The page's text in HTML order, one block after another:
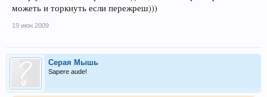
можеть и торкнуть если пережреш)))
19 июн 2009
Серая Мышь
Sapere aude!